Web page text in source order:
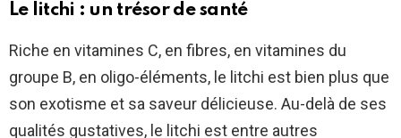
Le litchi : un trésor de santé
Riche en vitamines C, en fibres, en vitamines du
groupe B, en oligo-éléments, le litchi est bien plus que
son exotisme et sa saveur délicieuse. Au-delà de ses
qualités gustatives, le litchi est entre autres